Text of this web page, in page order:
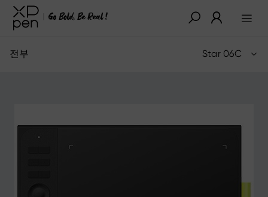
전부 Star 06C